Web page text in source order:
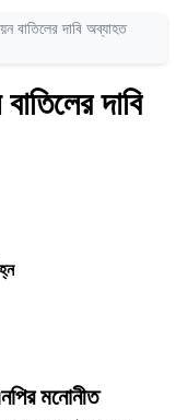
বাতিলের দাবি অব্যাহত
দাবি
মনোনীত